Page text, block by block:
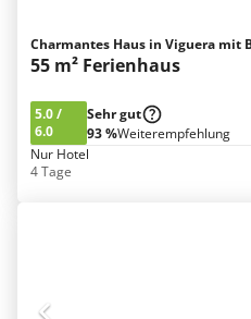
Charmantes Haus in Viguera mit
55 m² Ferienhaus
5.0/
6.0
Sehr gut
93 %Weiterempfehlung
Nur Hotel
4 Tage